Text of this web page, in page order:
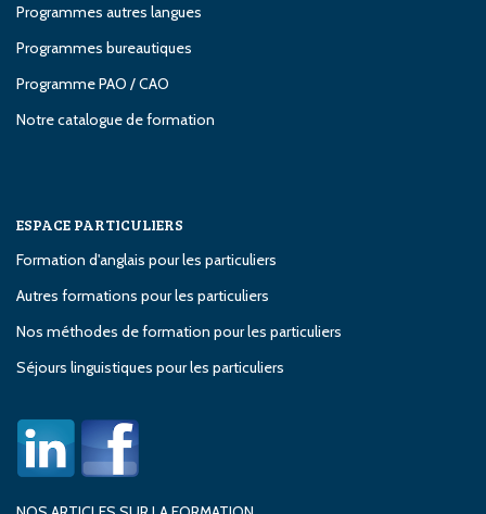
Programmes autres langues
Programmes bureautiques
Programme PAO / CAO
Notre catalogue de formation
ESPACE PARTICULIERS
Formation d'anglais pour les particuliers
Autres formations pour les particuliers
Nos méthodes de formation pour les particuliers
Séjours linguistiques pour les particuliers